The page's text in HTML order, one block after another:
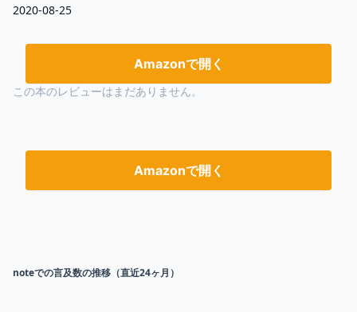
2020-08-25
Amazonで開く
この本のレビューはまだありません。
Amazonで開く
noteでの言及数の推移（直近24ヶ月）